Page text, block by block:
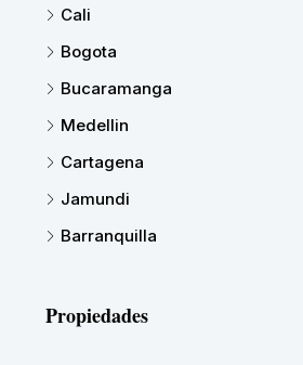
Cali
Bogota
Bucaramanga
Medellin
Cartagena
Jamundi
Barranquilla
Propiedades